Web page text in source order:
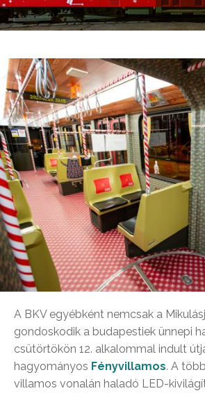
A BKV egyébként nemcsak a
gondoskodik a budapestiek ünnepi
csütörtökön 12. alkalommal indult
hagyományos Fényvillamos. A
villamos vonalán haladó LED-